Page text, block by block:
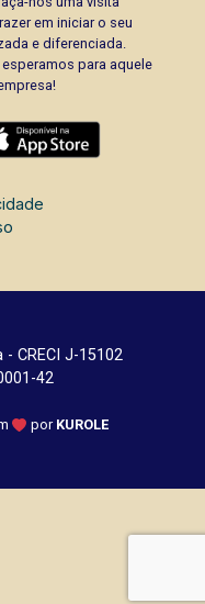
em iniciar o seu
e diferenciada.
para aquele
CRECI J-15102
42
por KUROLE